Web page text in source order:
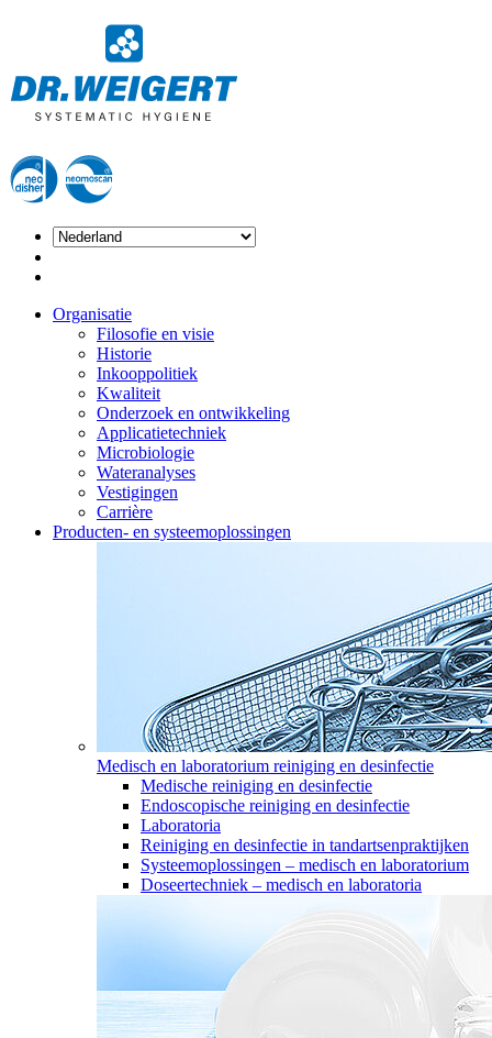
Organisatie
Filosofie en visie
Historie
Inkooppolitiek
Kwaliteit
Onderzoek en ontwikkeling
Applicatietechniek
Microbiologie
Wateranalyses
Vestigingen
Carrière
Producten- en systeemoplossingen
Medisch en laboratorium reiniging en desinfectie
Medische reiniging en desinfectie
Endoscopische reiniging en desinfectie
Laboratoria
Reiniging en desinfectie in tandartsenpraktijken
Systeemoplossingen – medisch en laboratorium
Doseertechniek – medisch en laboratoria